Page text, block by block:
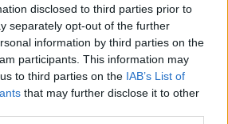
disclosed to third parties prior to
separately opt-out of the further
information by third parties on the
participants. This information may
to third parties on the IAB’s List of
that may further disclose it to other
szóltam… – Miért nem hiszünk a
amikor segítséget kérnek?
kifejezések laza